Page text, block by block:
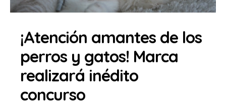
¡Atención amantes de los
perros y gatos! Marca
realizará inédito
concurso